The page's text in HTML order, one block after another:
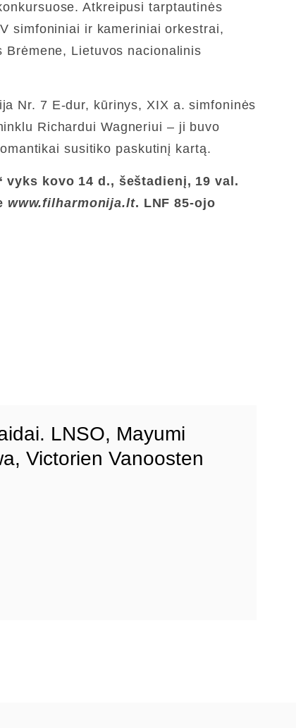
Atkreipusi tarptautinės
simfoniniai ir kameriniai orkestrai,
Lietuvos nacionalinis
Nr. 7 E-dur, kūrinys, XIX a. simfoninės
Richardui Wagneriui – ji buvo
susitiko paskutinį kartą.
vyks kovo 14d., šeštadienį, 19 val.
www.filharmonija.lt. LNF 85-ojo
LNSO, Mayumi
Victorien Vanoosten